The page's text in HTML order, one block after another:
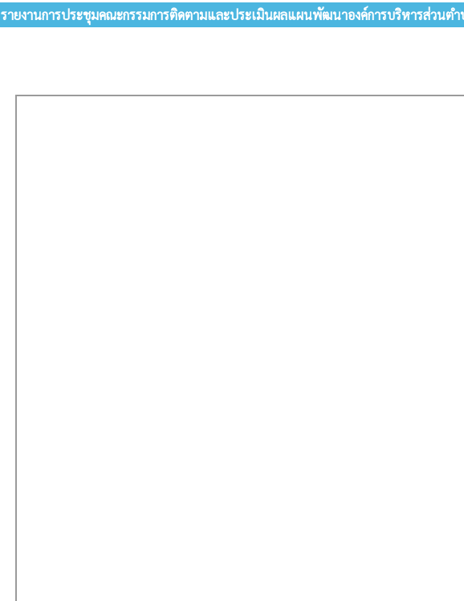
รายงานการประชุมคณะกรรมการติดตามและประเมินผลแผนพัฒนาองค์การบริหารส่วนต